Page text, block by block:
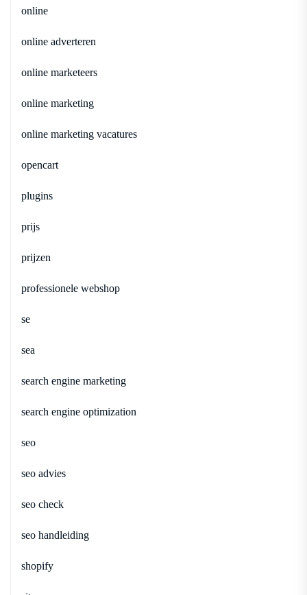
online
online adverteren
online marketeers
online marketing
online marketing vacatures
opencart
plugins
prijs
prijzen
professionele webshop
se
sea
search engine marketing
search engine optimization
seo
seo advies
seo check
seo handleiding
shopify